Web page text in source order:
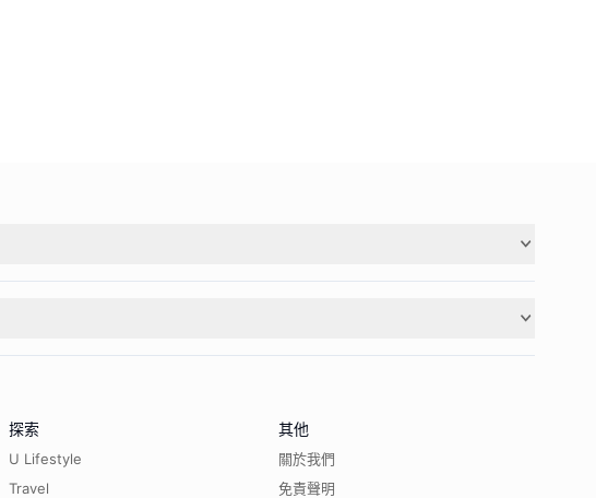
探索
U Lifestyle
Travel
其他
關於我們
免責聲明